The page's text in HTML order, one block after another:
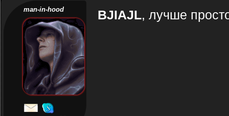
man-in-hood BJIAJL, лучше